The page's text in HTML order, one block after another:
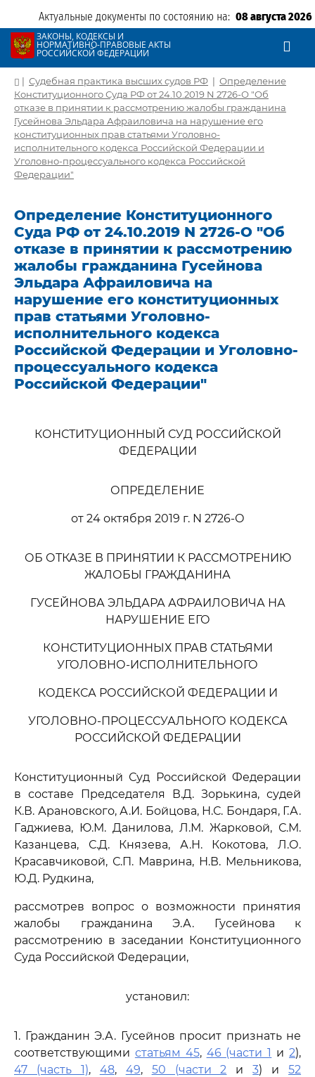
Актуальные документы по состоянию на: 08 августа 2026
ЗАКОНЫ, КОДЕКСЫ И
НОРМАТИВНО-ПРАВОВЫЕ АКТЫ
РОССИЙСКОЙ ФЕДЕРАЦИИ
| Судебная практика высших судов РФ | Определение
Конституционного Суда РФ от 24.10.2019 N 2726-О "Об
отказе в принятии к рассмотрению жалобы гражданина
Гусейнова Эльдара Афраиловича на нарушение его
конституционных прав статьями Уголовно-
исполнительного кодекса Российской Федерации и
Уголовно-процессуального кодекса Российской
Федерации"
Определение Конституционного
Суда РФ от 24.10.2019 N 2726-О "Об
отказе в принятии к рассмотрению
жалобы гражданина Гусейнова
Эльдара Афраиловича на
нарушение его конституционных
прав статьями Уголовно-
исполнительного кодекса
Российской Федерации и Уголовно-
процессуального кодекса
Российской Федерации"
КОНСТИТУЦИОННЫЙ СУД РОССИЙСКОЙ
ФЕДЕРАЦИИ
ОПРЕДЕЛЕНИЕ
от 24 октября 2019 г. N 2726-О
ОБ ОТКАЗЕ В ПРИНЯТИИ К РАССМОТРЕНИЮ
ЖАЛОБЫ ГРАЖДАНИНА
ГУСЕЙНОВА ЭЛЬДАРА АФРАИЛОВИЧА НА
НАРУШЕНИЕ ЕГО
КОНСТИТУЦИОННЫХ ПРАВ СТАТЬЯМИ
УГОЛОВНО-ИСПОЛНИТЕЛЬНОГО
КОДЕКСА РОССИЙСКОЙ ФЕДЕРАЦИИ И
УГОЛОВНО-ПРОЦЕССУАЛЬНОГО КОДЕКСА
РОССИЙСКОЙ ФЕДЕРАЦИИ
Конституционный Суд Российской Федерации
в составе Председателя В.Д. Зорькина, судей
К.В. Арановского, А.И. Бойцова, Н.С. Бондаря, Г.А.
Гаджиева, Ю.М. Данилова, Л.М. Жарковой, С.М.
Казанцева, С.Д. Князева, А.Н. Кокотова, Л.О.
Красавчиковой, С.П. Маврина, Н.В. Мельникова,
Ю.Д. Рудкина,
рассмотрев вопрос о возможности принятия
жалобы гражданина Э.А. Гусейнова к
рассмотрению в заседании Конституционного
Суда Российской Федерации,
установил:
1. Гражданин Э.А. Гусейнов просит признать не
соответствующими статьям 45, 46 (части 1 и2),
47 (часть 1), 48, 49, 50 (части 2 и3) и52